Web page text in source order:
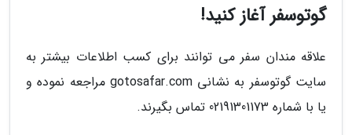
گوتوسفر آغاز کنید!
علاقه مندان سفر می توانند برای کسب اطلاعات بیشتر به
سایت گوتوسفر به نشانی gotosafar.com مراجعه نموده و
یا با شماره 02191301173 تماس بگیرند.